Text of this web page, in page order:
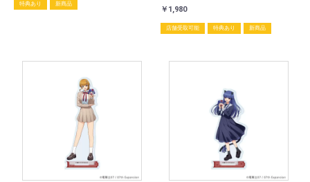
特典あり 新商品
￥1,980
店舗受取可能 特典あり 新商品